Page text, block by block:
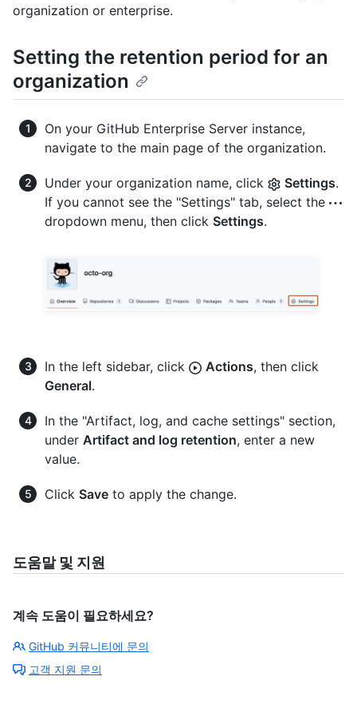
organization or enterprise.
Setting the retention period for an
organization
On your GitHub Enterprise Server instance,
navigate to the main page of the organization.
Under your organization name, click Settings.
If you cannot see the "Settings" tab, select the
dropdown menu, then click Settings.
In the left sidebar, click Actions, then click
General.
In the "Artifact, log, and cache settings" section,
under Artifact and log retention, enter a new
value.
Click Save to apply the change.
도움말 및 지원
계속 도움이 필요하세요?
GitHub 커뮤니티에 문의
고객 지원 문의